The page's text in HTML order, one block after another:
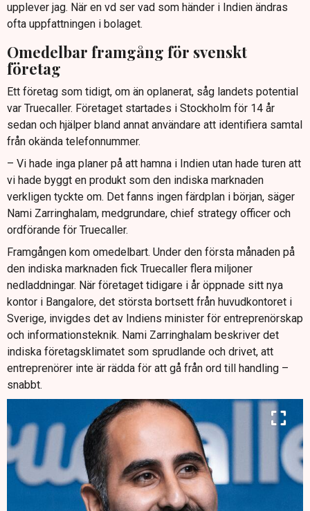
upplever jag. När en vd ser vad som händer i Indien ändras
ofta uppfattningen i bolaget.
Omedelbar framgång för svenskt
företag
Ett företag som tidigt, om än oplanerat, såg landets potential
var Truecaller. Företaget startades i Stockholm för 14 år
sedan och hjälper bland annat användare att identifiera samtal
från okända telefonnummer.
– Vi hade inga planer på att hamna i Indien utan hade turen att
vi hade byggt en produkt som den indiska marknaden
verkligen tyckte om. Det fanns ingen färdplan i början, säger
Nami Zarringhalam, medgrundare, chief strategy officer och
ordförande för Truecaller.
Framgången kom omedelbart. Under den första månaden på
den indiska marknaden fick Truecaller flera miljoner
nedladdningar. När företaget tidigare i år öppnade sitt nya
kontor i Bangalore, det största bortsett från huvudkontoret i
Sverige, invigdes det av Indiens minister för entreprenörskap
och informationsteknik. Nami Zarringhalam beskriver det
indiska företagsklimatet som sprudlande och drivet, att
entreprenörer inte är rädda för att gå från ord till handling –
snabbt.